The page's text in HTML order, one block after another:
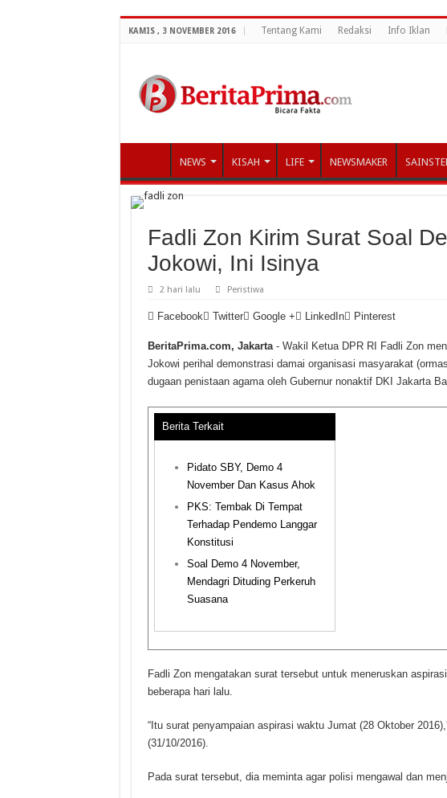
KAMIS , 3 NOVEMBER 2016 Tentang Kami Redaksi Info Iklan
NEWS KISAH LIFE NEWSMAKER
Fadli Zon Kirim Surat Soal
Jokowi, Ini Isinya
2 hari lalu Peristiwa
Facebook Twitter Google + LinkedIn Pinterest
BeritaPrima.com, Jakarta- Wakil Ketua DPR RI Fadli Zon
Jokowi perihal demonstrasi damai organisasi masyarakat
dugaan penistaan agama oleh Gubernur nonaktif DKI Jakarta
Berita Terkait
Pidato SBY, Demo 4
November Dan Kasus Ahok
PKS: Tembak Di Tempat
Terhadap Pendemo Langgar
Konstitusi
Soal Demo 4 November,
Mendagri Dituding Perkeruh
Suasana
Fadli Zon mengatakan surat tersebut untuk meneruskan
beberapa hari lalu.
“Itu surat penyampaian aspirasi waktu Jumat (28 Oktober
(31/10/2016).
Pada surat tersebut, dia meminta agar polisi mengawal dan